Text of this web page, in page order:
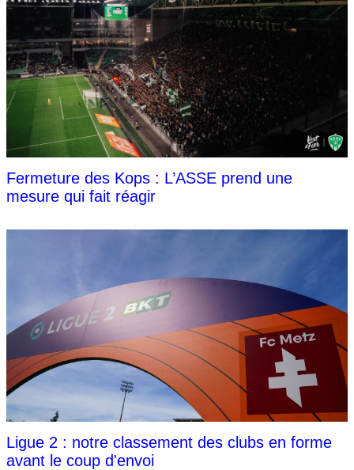
Fermeture des Kops : L’ASSE prend une
mesure qui fait réagir
Ligue 2 : notre classement des clubs en forme
avant le coup d'envoi